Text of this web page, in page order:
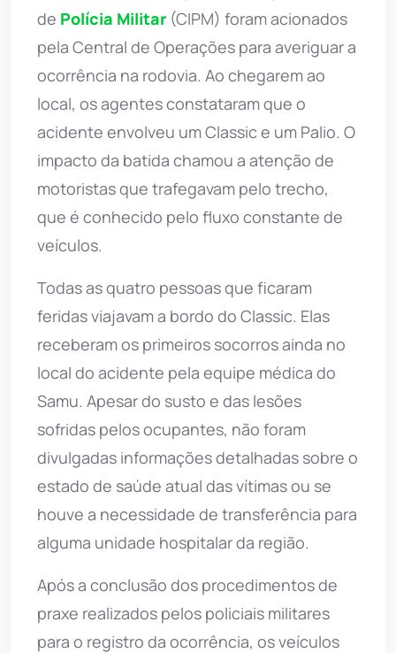
de Polícia Militar (CIPM) foram acionados
pela Central de Operações para averiguar a
ocorrência na rodovia. Ao chegarem ao
local, os agentes constataram que o
acidente envolveu um Classic e um Palio. O
impacto da batida chamou a atenção de
motoristas que trafegavam pelo trecho,
que é conhecido pelo fluxo constante de
veículos.
Todas as quatro pessoas que ficaram
feridas viajavam a bordo do Classic. Elas
receberam os primeiros socorros ainda no
local do acidente pela equipe médica do
Samu. Apesar do susto e das lesões
sofridas pelos ocupantes, não foram
divulgadas informações detalhadas sobre o
estado de saúde atual das vítimas ou se
houve a necessidade de transferência para
alguma unidade hospitalar da região.
Após a conclusão dos procedimentos de
praxe realizados pelos policiais militares
para o registro da ocorrência, os veículos